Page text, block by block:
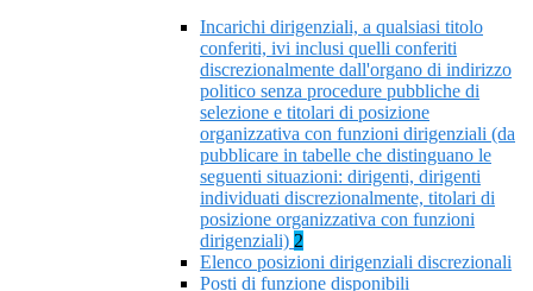
Incarichi dirigenziali, a qualsiasi titolo
conferiti, ivi inclusi quelli conferiti
discrezionalmente dall'organo di indirizzo
politico senza procedure pubbliche di
selezione e titolari di posizione
organizzativa con funzioni dirigenziali (da
pubblicare in tabelle che distinguano le
seguenti situazioni: dirigenti, dirigenti
individuati discrezionalmente, titolari di
posizione organizzativa con funzioni
dirigenziali) 2
Elenco posizioni dirigenziali discrezionali
Posti di funzione disponibili